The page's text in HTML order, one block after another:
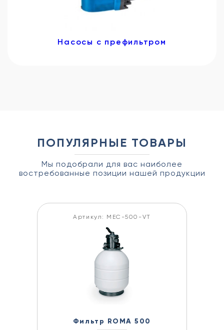
Насосы с префильтром
ПОПУЛЯРНЫЕ ТОВАРЫ
Мы подобрали для вас наиболее
востребованные позиции нашей продукции
Артикул: MEC-500-VT
Фильтр ROMA 500